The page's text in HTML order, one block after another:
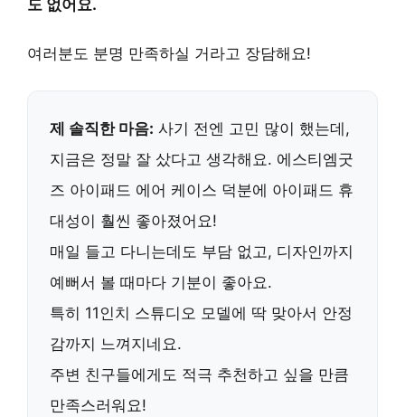
도 없어요.
여러분도 분명 만족하실 거라고 장담해요!
제 솔직한 마음: 사기 전엔 고민 많이 했는데,
지금은 정말 잘 샀다고 생각해요. 에스티엠굿
즈 아이패드 에어 케이스 덕분에 아이패드 휴
대성이 훨씬 좋아졌어요!
매일 들고 다니는데도 부담 없고, 디자인까지
예뻐서 볼 때마다 기분이 좋아요.
특히 11인치 스튜디오 모델에 딱 맞아서 안정
감까지 느껴지네요.
주변 친구들에게도 적극 추천하고 싶을 만큼
만족스러워요!